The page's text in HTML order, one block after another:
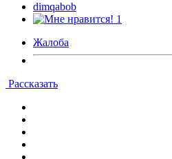
dimqabob
1
Жалоба
Рассказать